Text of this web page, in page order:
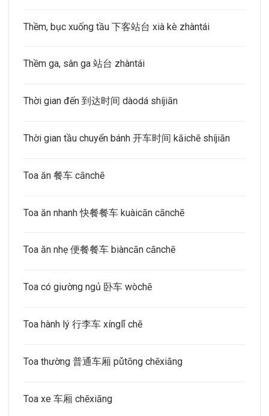
Thềm, bục xuống tầu 下客站台 xià kè zhàntái
Thềm ga, sân ga 站台 zhàntái
Thời gian đến 到达时间 dàodá shíjiān
Thời gian tầu chuyển bánh 开车时间 kāichē shíjiān
Toa ăn 餐车 cānchē
Toa ăn nhanh 快餐餐车 kuàicān cānchē
Toa ăn nhẹ 便餐餐车 biàncān cānchē
Toa có giường ngủ 卧车 wòchē
Toa hành lý 行李车 xínglǐ chē
Toa thường 普通车厢 pǔtōng chēxiāng
Toa xe 车厢 chēxiāng